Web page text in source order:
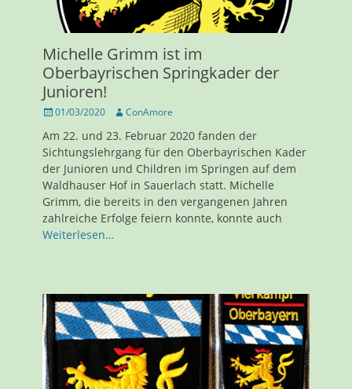
Michelle Grimm ist im
Oberbayrischen Springkader der
Junioren!
Veröffentlicht
01/03/2020 AutorConAmore
Am 22. und 23. Februar 2020 fanden der
Sichtungslehrgang für den Oberbayrischen Kader
der Junioren und Children im Springen auf dem
Waldhauser Hof in Sauerlach statt. Michelle
Grimm, die bereits in den vergangenen Jahren
zahlreiche Erfolge feiern konnte, konnte auch
Weiterlesen…